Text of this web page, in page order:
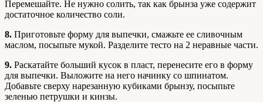
Перемешайте. Не нужно солить, так как брынза уже содержит
достаточное количество соли.
8. Приготовьте форму для выпечки, смажьте ее сливочным
маслом, посыпьте мукой. Разделите тесто на 2 неравные части.
9. Раскатайте больший кусок в пласт, перенесите его в форму
для выпечки. Выложите на него начинку со шпинатом.
Добавьте сверху нарезанную кубиками брынзу, посыпьте
зеленью петрушки и кинзы.